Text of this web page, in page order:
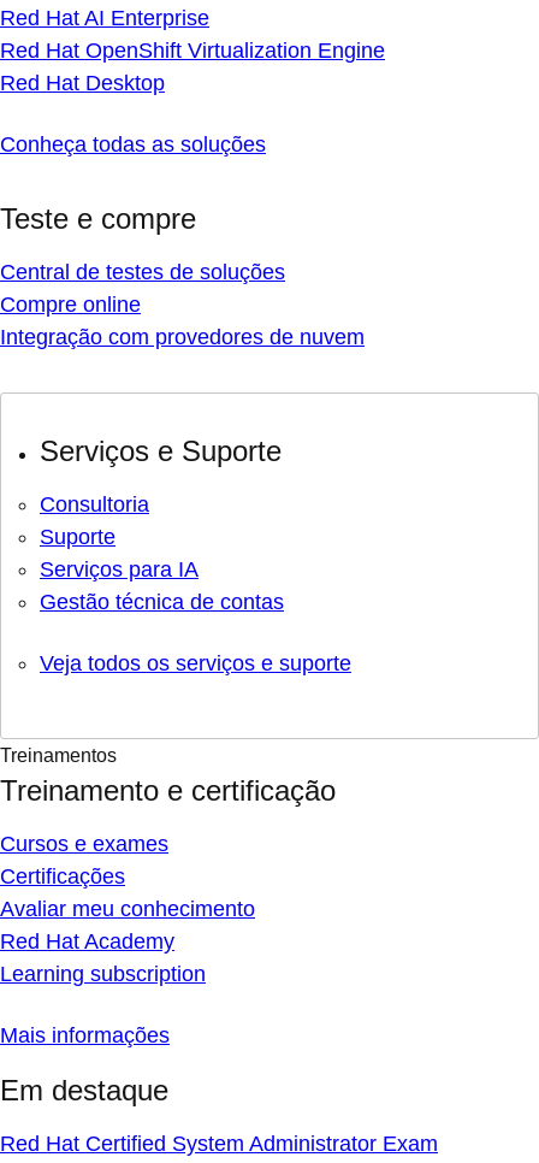
Red Hat AI Enterprise
Red Hat OpenShift Virtualization Engine
Red Hat Desktop
Conheça todas as soluções
Teste e compre
Central de testes de soluções
Compre online
Integração com provedores de nuvem
Serviços e Suporte
Consultoria
Suporte
Serviços para IA
Gestão técnica de contas
Veja todos os serviços e suporte
Treinamentos
Treinamento e certificação
Cursos e exames
Certificações
Avaliar meu conhecimento
Red Hat Academy
Learning subscription
Mais informações
Em destaque
Red Hat Certified System Administrator Exam